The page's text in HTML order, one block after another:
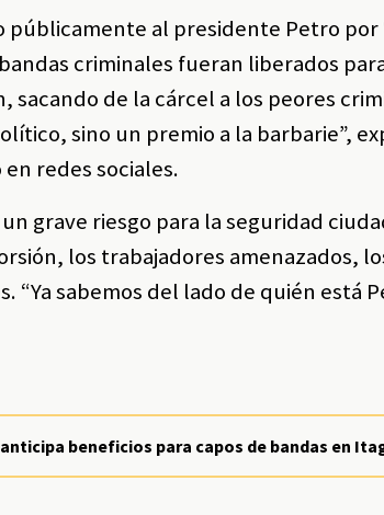
públicamente al presidente Petro por
criminales fueran liberados
de la cárcel a los peores
sino un premio a la barbarie”,
redes sociales.
grave riesgo para la seguridad
los trabajadores amenazados,
sabemos del lado de quién está
beneficios para capos de bandas en